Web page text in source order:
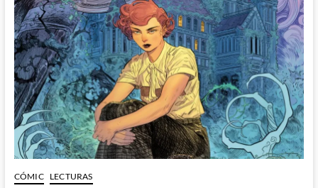
el
Dawnrunner
de
Ram
V
y
Evan
Cagle
CÓMIC LECTURAS